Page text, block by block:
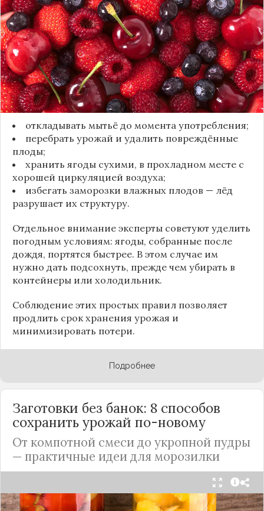
естественный восковой налёт, который играет
роль природного барьера. Он защищает ягоды
от пересыхания, бактерий и плесени. При
смывании этого слоя плоды быстро начинают
темнеть, покрываться налётом и терять вкус.
Чтобы ягоды сохранили свежесть, специалисты
рекомендуют:
откладывать мытьё до момента употребления;
перебрать урожай и удалить повреждённые
плоды;
хранить ягоды сухими, в прохладном месте с
хорошей циркуляцией воздуха;
избегать заморозки влажных плодов — лёд
разрушает их структуру.
Отдельное внимание эксперты советуют уделить
погодным условиям: ягоды, собранные после
дождя, портятся быстрее. В этом случае им
нужно дать подсохнуть, прежде чем убирать в
контейнеры или холодильник.
Соблюдение этих простых правил позволяет
продлить срок хранения урожая и
минимизировать потери.
Подробнее
Заготовки без банок: 8 способов
сохранить урожай по-новому
От компотной смеси до укропной пудры
— практичные идеи для морозилки
Каждый год, когда приходит пора богатого